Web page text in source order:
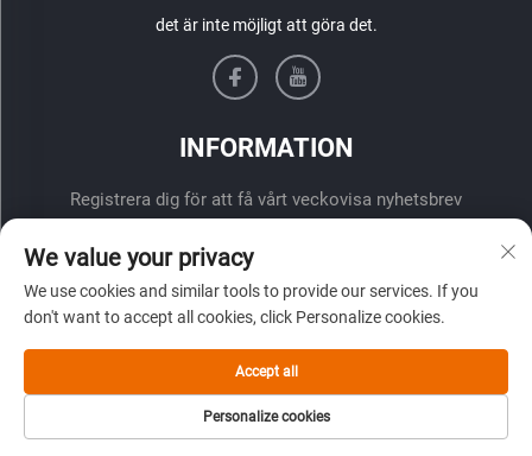
det är inte möjligt att göra det.
INFORMATION
Registrera dig för att få vårt veckovisa nyhetsbrev
ÖVERLÄMNA
We value your privacy
We use cookies and similar tools to provide our services. If you
don't want to accept all cookies, click Personalize cookies.
Personalize cookies
Accept all